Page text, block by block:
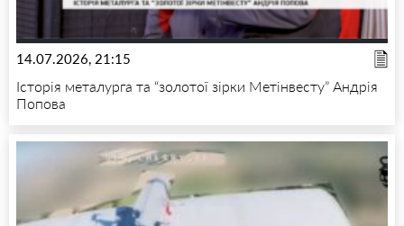
14.07.2026, 21:15
Історія металурга та “золотої зірки Метінвесту” Андрія
Попова